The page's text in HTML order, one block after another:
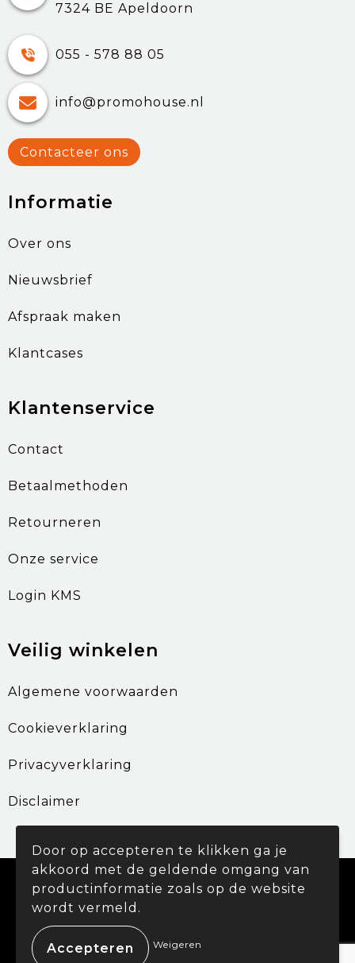
7324 BE Apeldoorn
055 - 578 88 05
info@promohouse.nl
Contacteer ons
Informatie
Over ons
Nieuwsbrief
Afspraak maken
Klantcases
Klantenservice
Contact
Betaalmethoden
Retourneren
Onze service
Login KMS
Veilig winkelen
Algemene voorwaarden
Cookieverklaring
Privacyverklaring
Disclaimer
© Copyright Promohouse 2024
Door op accepteren te klikken ga je
akkoord met de geldende omgang van
productinformatie zoals op de website
wordt vermeld.
Weigeren